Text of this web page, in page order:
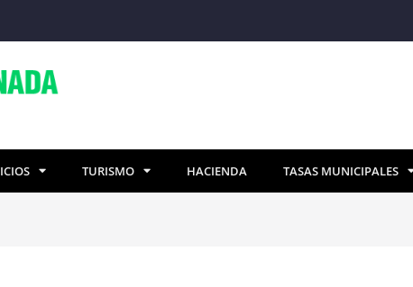
TURISMO HACIENDA TASAS MUNICIPALES